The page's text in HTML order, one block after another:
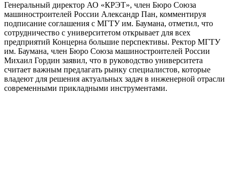
Генеральный директор АО «КРЭТ», член Бюро Союза
машиностроителей России Александр Пан, комментируя
подписание соглашения с МГТУ им. Баумана, отметил, что
сотрудничество с университетом открывает для всех
предприятий Концерна большие перспективы. Ректор МГТУ
им. Баумана, член Бюро Союза машиностроителей России
Михаил Гордин заявил, что в руководство университета
считает важным предлагать рынку специалистов, которые
владеют для решения актуальных задач в инженерной отрасли
современными прикладными инструментами.